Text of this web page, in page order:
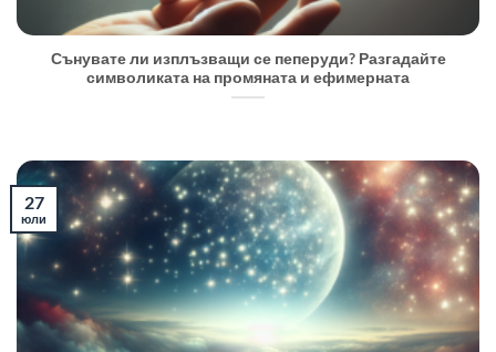
Сънувате ли изплъзващи се пеперуди? Разгадайте
символиката на промяната и ефимерната
27
юли